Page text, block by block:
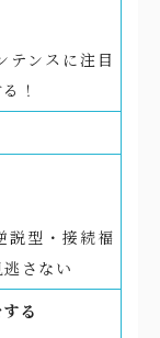
ンスに注目
！
説型・接続福
さない
る